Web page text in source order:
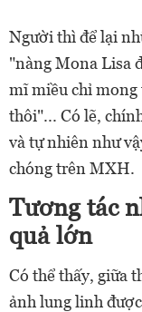
Người thì để lại
"nàng Mona Lisa
mĩ miều chỉ mong
thôi"... Có lẽ,
và tự nhiên như
chóng trên MXH.
Tương tác
quả lớn
Có thể thấy, giữa
ảnh lung linh